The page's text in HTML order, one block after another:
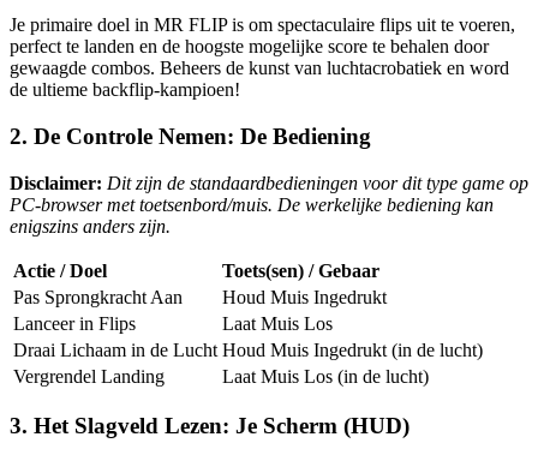
Je primaire doel in MR FLIP is om spectaculaire flips uit te voeren,
perfect te landen en de hoogste mogelijke score te behalen door
gewaagde combos. Beheers de kunst van luchtacrobatiek en word
de ultieme backflip-kampioen!
2. De Controle Nemen: De Bediening
Disclaimer: Dit zijn de standaardbedieningen voor dit type game op
PC-browser met toetsenbord/muis. De werkelijke bediening kan
enigszins anders zijn.
Actie / Doel
Toets(sen) / Gebaar
Pas Sprongkracht Aan
Houd Muis Ingedrukt
Lanceer in Flips
Laat Muis Los
Draai Lichaam in de Lucht Houd Muis Ingedrukt (in de lucht)
Vergrendel Landing
Laat Muis Los (in de lucht)
3. Het Slagveld Lezen: Je Scherm (HUD)